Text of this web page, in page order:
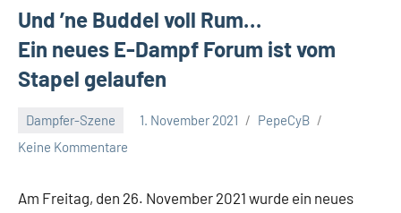
Und ’ne Buddel voll Rum…
Ein neues E-Dampf Forum ist vom
Stapel gelaufen
Dampfer-Szene 1. November 2021
PepeCyB
Keine Kommentare
Am Freitag, den 26. November 2021 wurde ein neues